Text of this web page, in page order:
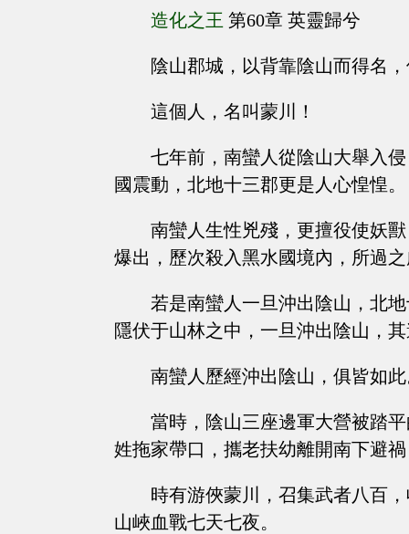
造化之王 第60章 英靈歸兮
陰山郡城，以背靠陰山而得名
這個人，名叫蒙川！
七年前，南蠻人從陰山大舉入
國震動，北地十三郡更是人心惶惶。
南蠻人生性兇殘，更擅役使妖
爆出，歷次殺入黑水國境內，所過
若是南蠻人一旦沖出陰山，北
隱伏于山林之中，一旦沖出陰山，
南蠻人歷經沖出陰山，俱皆如
當時，陰山三座邊軍大營被踏
姓拖家帶口，攜老扶幼離開南下避
時有游俠蒙川，召集武者八百
山峽血戰七天七夜。